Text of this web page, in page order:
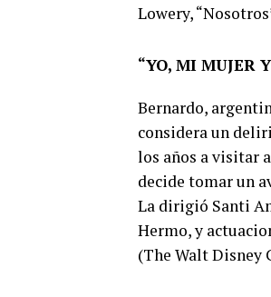
Lowery,
“YO, MI MUJER
Bernardo,
considera un
los años a visitar
decide tomar un
La dirigió Santi
Hermo, y
(The Walt Disney